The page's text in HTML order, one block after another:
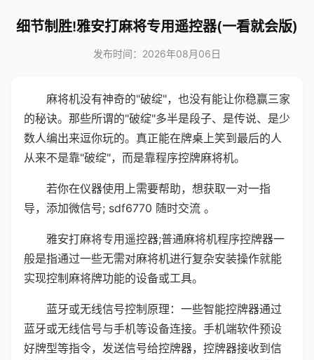
细节制胜!雅安打麻将专用遥控器(一看就会版)
发布时间：2026年08月06日
麻将机没有神奇的"破绽"，也没有能让你稳赢三家
的秘诀。那些所谓的"破绽"多半是段子、是传说、是少
数人编出来逗你玩的。真正能在牌桌上笑到最后的人
从来不是靠"破绽"，而是靠程序控牌麻将机。
若你在仪器使用上需要帮助，想获取一对一指
导，添加微信号; sdf6770 随时交流 。
雅安打麻将专用遥控器;普通麻将机程序控牌器一
般是指通过一些无需对麻将机进行复杂安装操作就能
实现控制麻将牌功能的设备或工具。
蓝牙或无线信号控制原理：一些智能控牌器通过
蓝牙或无线信号与手机等设备连接。手机端软件预设
好牌型等指令，发送信号给控牌器，控牌器接收到信